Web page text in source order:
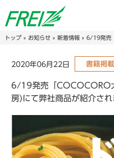
トップ» お知らせ» 新着情報» 6/19発売「
2020年06月22日 書籍掲
6/19発売「COCOCORO
房)にて弊社商品が紹介され